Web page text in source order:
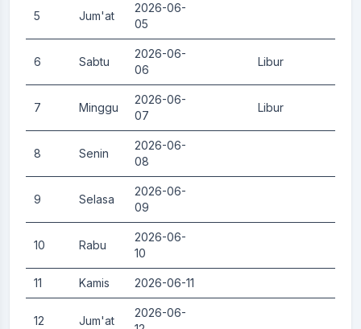
5 Jum'at
2026-06-
05
6 Sabtu
2026-06-
06
Libur
7 Minggu
2026-06-
07
Libur
8 Senin
2026-06-
08
9 Selasa
2026-06-
09
10 Rabu
2026-06-
10
11 Kamis 2026-06-11
12 Jum'at
2026-06-